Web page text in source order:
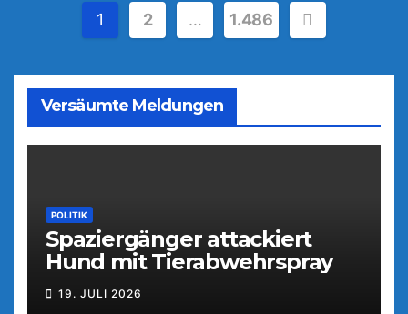
Seitennummerierung
Beiträge
1 2 … 1.486
Versäumte Meldungen
POLITIK
Spaziergänger attackiert
Hund mit Tierabwehrspray
19. JULI 2026